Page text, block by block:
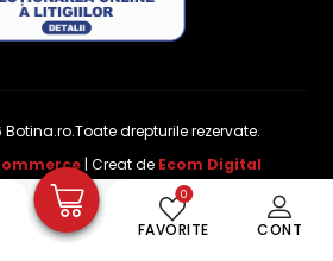
CONT
FAVORITE
0
drepturile rezervate.
| Creat de Ecom Digital